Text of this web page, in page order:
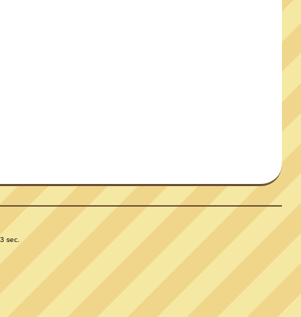
sec.